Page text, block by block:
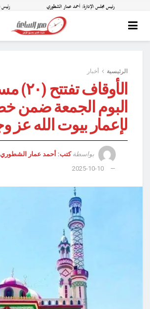
الرئيسية أخبار
الأوقاف
البوم الجمعة ضمن
لإعمار بيوت الله عز
بواسطة كتب: أحمد عمار الشطوري
2025-10-10